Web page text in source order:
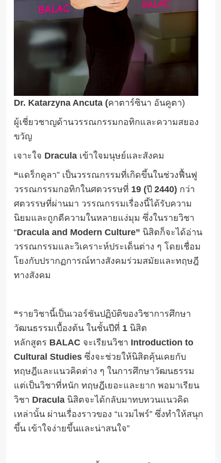
Dr. Katarzyna Ancuta (คาตาร์ซินา อันคูตา)
ผู้เชี่ยวชาญด้านวรรณกรรมกอทิกและความสยอง
ขวัญ
เจาะใจ Dracula เข้าใจมนุษย์และสังคม
“แดร็กคูลา” เป็นวรรณกรรมที่เกิดขึ้นในช่วงฟื้นฟู
วรรณกรรมกอทิกในศตวรรษที่ 19 (ปี 2440) กว่า
ศตวรรษที่ผ่านมา วรรณกรรมเรื่องนี้ได้รับความ
นิยมและถูกตีความในหลายแง่มุม ซึ่งในรายวิชา
“Dracula and Modern Culture” นิสิตก็จะได้อ่าน
วรรณกรรมและวิเคราะห์ประเด็นต่าง ๆ โดยเชื่อม
โยงกับปรากฏการณ์ทางสังคมร่วมสมัยและทฤษฎี
ทางสังคม
“รายวิชานี้เป็นเวอร์ชันปฏิบัติของวิชาการศึกษา
วัฒนธรรมเบื้องต้น ในชั้นปีที่ 1 นิสิต
หลักสูตร BALAC จะเรียนวิชา Introduction to
Cultural Studies ซึ่งจะช่วยให้นิสิตคุ้นเคยกับ
ทฤษฎีและแนวคิดต่าง ๆ ในการศึกษาวัฒนธรรม
แต่เป็นวิชาที่หนัก ทฤษฎีเยอะและยาก พอมาเรียน
วิชา Dracula นิสิตจะได้กลับมาทบทวนแนวคิด
เหล่านั้น ผ่านเรื่องราวของ “แวมไพร์” ซึ่งทำให้สนุก
ขึ้น เข้าใจง่ายขึ้นและน่าสนใจ”